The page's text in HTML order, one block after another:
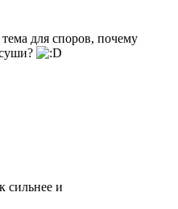
для споров, почему
сильнее и